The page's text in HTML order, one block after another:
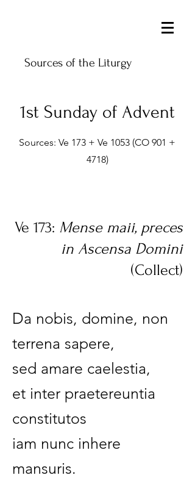
Sources of the Liturgy
1st Sunday of Advent
Sources: Ve 173 + Ve 1053 (CO 901 +
4718)
Ve 173: Mense maii, preces
in Ascensa Domini
(Collect)
Da nobis, domine, non
terrena sapere,
sed amare caelestia,
et inter praetereuntia
constitutos
iam nunc inhere
mansuris.